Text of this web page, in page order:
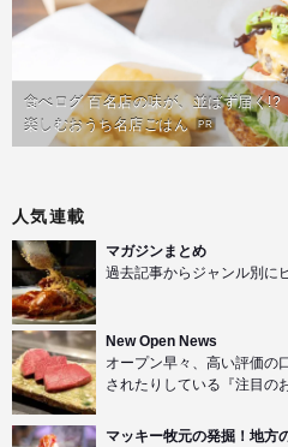
食べログ 百名店の味が、並ばず届く
楽しむおうち名店ごはん PR
人気連載
マガジンまとめ
過去記事からジャンル別に
New Open News
オープン早々、高い評価の
されたりしている『注目の
マッキー牧元の発掘！地方